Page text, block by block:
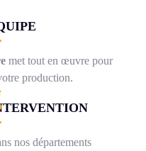
met tout en œuvre pour
production.
nos départements